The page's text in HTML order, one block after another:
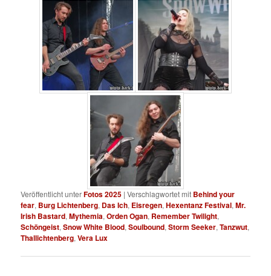
Veröffentlicht unterFotos 2025 |Verschlagwortet mit Behind your
fear, Burg Lichtenberg, Das Ich, Eisregen,Hexentanz Festival,Mr.
Irish Bastard,Mythemia,Orden Ogan, Remember Twilight,
Schöngeist,Snow White Blood,Soulbound,Storm Seeker,Tanzwut,
Thallichtenberg,Vera Lux